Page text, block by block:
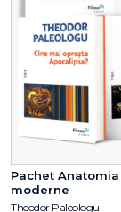
Pachet
moderne
Theodor Paleologu